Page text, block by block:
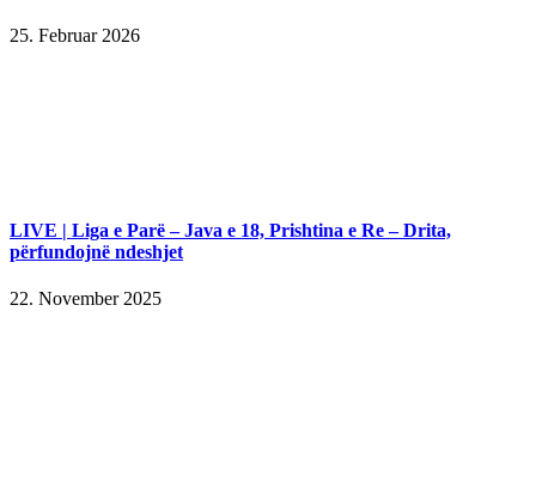
25. Februar 2026
LIVE | Liga e Parë – Java e 18, Prishtina e Re – Drita,
përfundojnë ndeshjet
22. November 2025